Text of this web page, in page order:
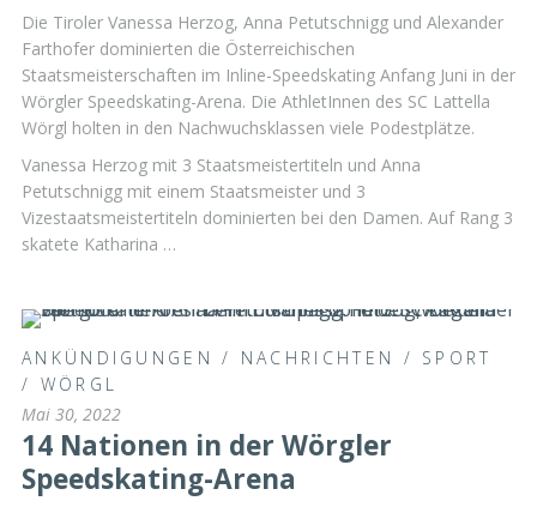
Die Tiroler Vanessa Herzog, Anna Petutschnigg und Alexander
Farthofer dominierten die Österreichischen
Staatsmeisterschaften im Inline-Speedskating Anfang Juni in der
Wörgler Speedskating-Arena. Die AthletInnen des SC Lattella
Wörgl holten in den Nachwuchsklassen viele Podestplätze.
Vanessa Herzog mit 3 Staatsmeistertiteln und Anna
Petutschnigg mit einem Staatsmeister und 3
Vizestaatsmeistertiteln dominierten bei den Damen. Auf Rang 3
skatete Katharina …
ANKÜNDIGUNGEN / NACHRICHTEN / SPORT
/ WÖRGL
Mai 30, 2022
14 Nationen in der Wörgler
Speedskating-Arena